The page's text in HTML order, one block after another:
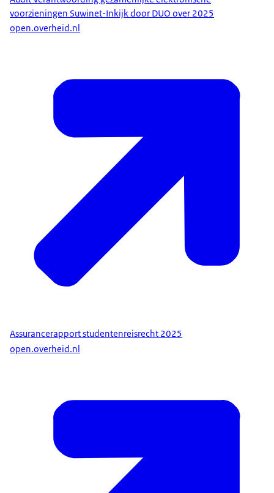
voorzieningen Suwinet-Inkijk door DUO over 2025
open.overheid.nl
Assurancerapport studentenreisrecht 2025
open.overheid.nl